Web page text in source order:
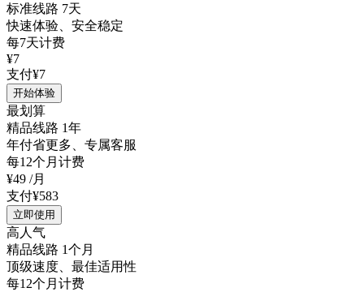
标准线路 7天
快速体验、安全稳定
每7天计费
¥7
支付¥7
开始体验
最划算
精品线路 1年
年付省更多、专属客服
每12个月计费
¥49 /月
支付¥583
立即使用
高人气
精品线路 1个月
顶级速度、最佳适用性
每12个月计费